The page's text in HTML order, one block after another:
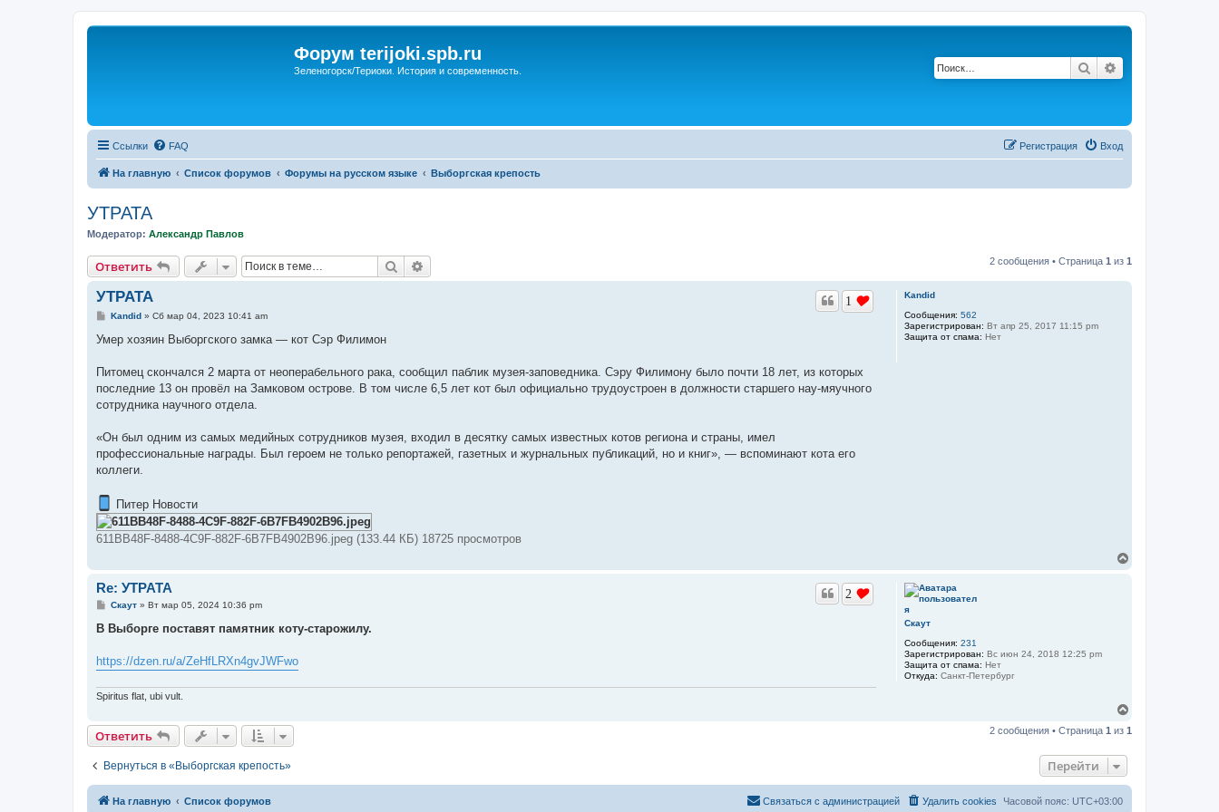
Форум terijoki.spb.ru
Зеленогорск/Териоки. История и современность. Поиск
Ссылки FAQ Вход
Регистрация
На главную Список форумов Форумы на русском языке Выборгская крепость
УТРАТА
Модератор: Александр Павлов
Ответить Поиск 2 сообщения • Страница 1 из 1
Kandid
Сообщения: 562
Зарегистрирован: Вт апр 25, 2017 11:15 pm
Защита от спама: Нет
УТРАТА 1
С
о
е
и
е
Kandid» Сб мар 04, 2023 10:41 am
Умер хозяин Выборгского замка — кот Сэр Филимон
Питомец скончался 2 марта от неоперабельного рака, сообщил паблик музея-заповедника. Сэру Филимону было почти 18 лет, из которых
последние 13 он провёл на Замковом острове. В том числе 6,5 лет кот был официально трудоустроен в должности старшего нау-мяучного
сотрудника научного отдела.
«Он был одним из самых медийных сотрудников музея, входил в десятку самых известных котов региона и страны, имел
профессиональные награды. Был героем не только репортажей, газетных и журнальных публикаций, но и книг», — вспоминают кота его
коллеги.
Питер Новости
611BB48F-8488-4C9F-882F-6B7FB4902B96.jpeg (133.44 КБ) 18725 просмотров
л
Скаут
Сообщения: 231
Зарегистрирован: Вс июн 24, 2018 12:25 pm
Защита от спама: Нет
Откуда: Санкт-Петербург
Re: УТРАТА 2
С
о
е
н
е
Скаут» Вт мар 05, 2024 10:36 pm
В Выборге поставят памятник коту-старожилу.
https://dzen.ru/a/ZeHfLRXn4gvJWFwo
Spiritus flat, ubi vult.
р
Ответить 2 сообщения • Страница 1 из 1
Вернуться в «Выборгская крепость» Перейти
На главную Список форумов Часовой пояс: UTC+03:00
Удалить cookies
Связаться с администрацией